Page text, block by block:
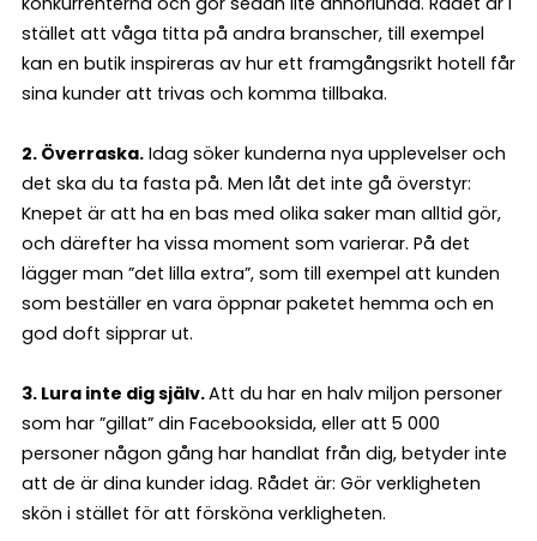
stället att våga titta på andra branscher, till exempel
kan en butik inspireras av hur ett framgångsrikt hotell får
sina kunder att trivas och komma tillbaka.
2. Överraska. Idag söker kunderna nya upplevelser och
det ska du ta fasta på. Men låt det inte gå överstyr:
Knepet är att ha en bas med olika saker man alltid gör,
och därefter ha vissa moment som varierar. På det
lägger man ”det lilla extra”, som till exempel att kunden
som beställer en vara öppnar paketet hemma och en
god doft sipprar ut.
3. Lura inte dig själv.Att du har en halv miljon personer
som har ”gillat” din Facebooksida, eller att 5 000
personer någon gång har handlat från dig, betyder inte
att de är dina kunder idag. Rådet är: Gör verkligheten
skön i stället för att försköna verkligheten.